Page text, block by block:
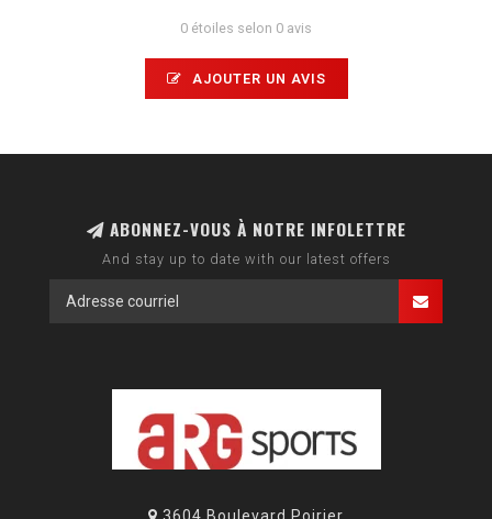
0 étoiles selon 0 avis
AJOUTER UN AVIS
ABONNEZ-VOUS À NOTRE INFOLETTRE
And stay up to date with our latest offers